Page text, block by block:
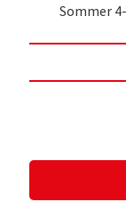
Sommer